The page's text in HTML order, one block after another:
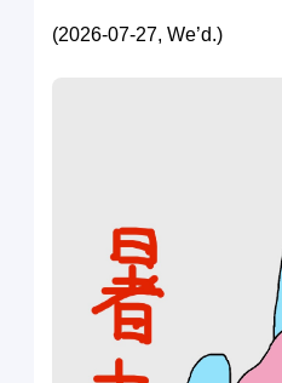
(2026-07-27, We’d.)